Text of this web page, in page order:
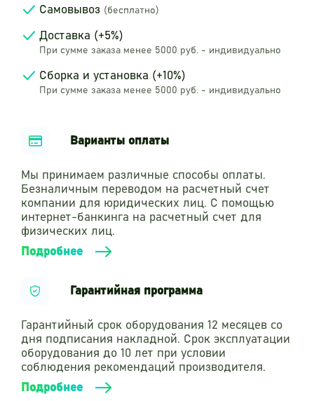
Самовывоз (бесплатно)
Доставка (+5%)
При сумме заказа менее 5000 руб. - индивидуально
Сборка и установка (+10%)
При сумме заказа менее 5000 руб. - индивидуально
Варианты оплаты
Мы принимаем различные способы оплаты.
Безналичным переводом на расчетный счет
компании для юридических лиц. С помощью
интернет-банкинга на расчетный счет для
физических лиц.
Подробнее
Гарантийная программа
Гарантийный срок оборудования 12 месяцев со
дня подписания накладной. Срок эксплуатации
оборудования до 10 лет при условии
соблюдения рекомендаций производителя.
Подробнее